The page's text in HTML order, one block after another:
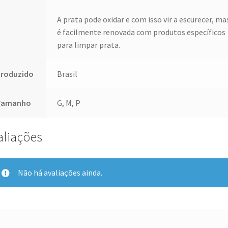
A prata pode oxidar e com isso vir a escurecer,
é facilmente renovada com produtos específicos
para limpar prata.
Brasil
G, M, P
Não há avaliações ainda.